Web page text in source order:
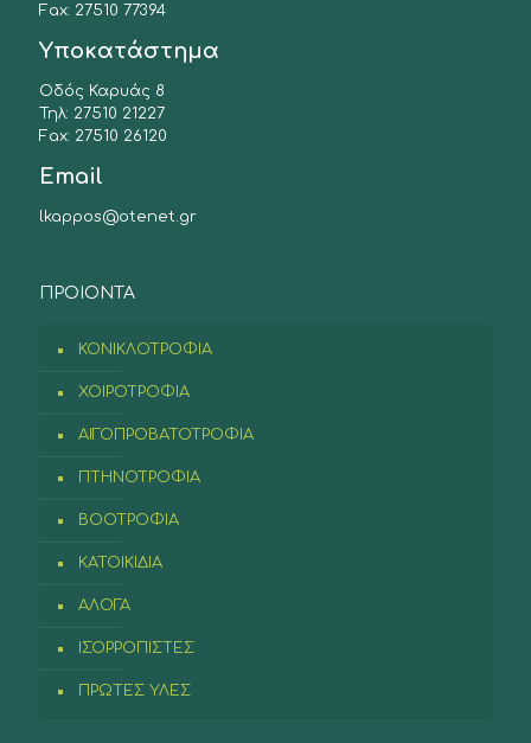
Fax: 27510 77394
Υποκατάστημα
Οδός Καρυάς 8
Τηλ: 27510 21227
Fax: 27510 26120
Email
lkappos@otenet.gr
ΠΡΟIONTA
ΚΟΝΙΚΛΟΤΡΟΦΙΑ
ΧΟΙΡΟΤΡΟΦΙΑ
ΑΙΓΟΠΡΟΒΑΤΟΤΡΟΦΙΑ
ΠΤΗΝΟΤΡΟΦΙΑ
ΒΟΟΤΡΟΦΙΑ
ΚΑΤΟΙΚΙΔΙΑ
ΑΛΟΓΑ
ΙΣΟΡΡΟΠΙΣΤΕΣ
ΠΡΩΤΕΣ ΥΛΕΣ